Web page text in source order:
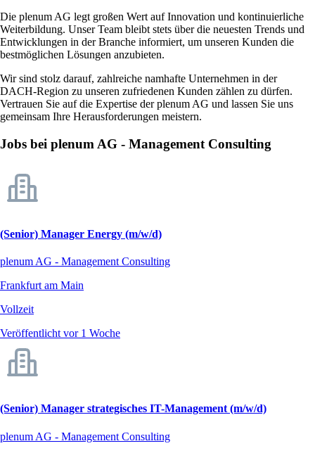
Die plenum AG legt großen Wert auf Innovation und kontinuierliche
Weiterbildung. Unser Team bleibt stets über die neuesten Trends und
Entwicklungen in der Branche informiert, um unseren Kunden die
bestmöglichen Lösungen anzubieten.
Wir sind stolz darauf, zahlreiche namhafte Unternehmen in der
DACH-Region zu unseren zufriedenen Kunden zählen zu dürfen.
Vertrauen Sie auf die Expertise der plenum AG und lassen Sie uns
gemeinsam Ihre Herausforderungen meistern.
Jobs bei plenum AG - Management Consulting
(Senior) Manager Energy (m/w/d)
plenum AG - Management Consulting
Frankfurt am Main
Vollzeit
Veröffentlicht vor 1 Woche
(Senior) Manager strategisches IT-Management (m/w/d)
plenum AG - Management Consulting